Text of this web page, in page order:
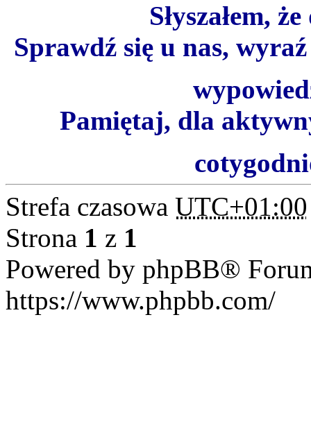
Słyszałem,
Sprawdź się u nas,
Pamiętaj, dla
Strefa czasowa UTC+01:00
Strona 1 z 1
Powered by phpBB®
https://www.phpbb.com/